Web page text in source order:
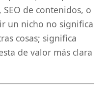
SEO de contenidos, o
un nicho no significa
cosas; significa
de valor más clara